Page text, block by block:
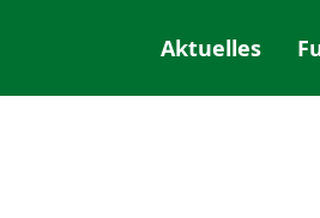
Aktuelles